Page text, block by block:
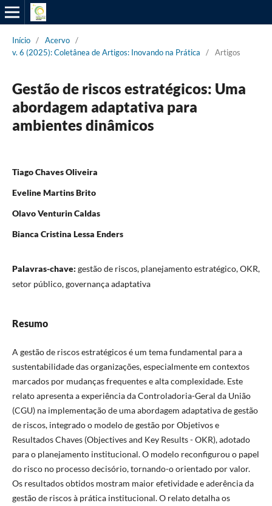
Início / Acervo /
v. 6 (2025): Coletânea de Artigos: Inovando na Prática
/ Artigos
Gestão de riscos estratégicos: Uma
abordagem adaptativa para
ambientes dinâmicos
Tiago Chaves Oliveira
Eveline Martins Brito
Olavo Venturin Caldas
Bianca Cristina Lessa Enders
Palavras-chave: gestão de riscos, planejamento estratégico, OKR,
setor público, governança adaptativa
Resumo
A gestão de riscos estratégicos é um tema fundamental para a
sustentabilidade das organizações, especialmente em contextos
marcados por mudanças frequentes e alta complexidade. Este
relato apresenta a experiência da Controladoria-Geral da União
(CGU) na implementação de uma abordagem adaptativa de gestão
de riscos, integrado o modelo de gestão por Objetivos e
Resultados Chaves (Objectives and Key Results - OKR), adotado
para o planejamento institucional. O modelo reconfigurou o papel
do risco no processo decisório, tornando-o orientado por valor.
Os resultados obtidos mostram maior efetividade e aderência da
gestão de riscos à prática institucional. O relato detalha os